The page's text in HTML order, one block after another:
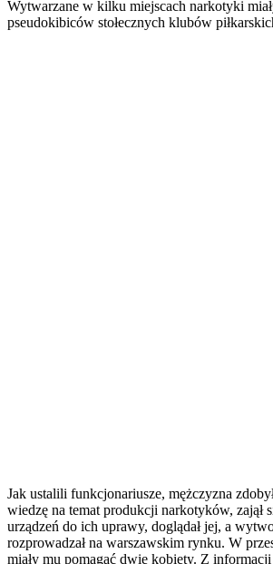
Wytwarzane w kilku miejscach narkotyki
pseudokibiców stołecznych klubów
Jak ustalili funkcjonariusze, mężczyzna
wiedzę na temat produkcji narkotyków, zajął
urządzeń do ich uprawy, doglądał jej, a
rozprowadzał na warszawskim rynku. W
miały mu pomagać dwie kobiety. Z